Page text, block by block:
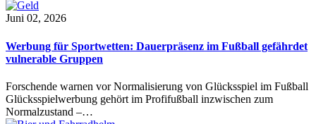
Juni 02, 2026
Werbung für Sportwetten: Dauerpräsenz im Fußball gefährdet
vulnerable Gruppen
Forschende warnen vor Normalisierung von Glücksspiel im Fußball
Glücksspielwerbung gehört im Profifußball inzwischen zum
Normalzustand –…